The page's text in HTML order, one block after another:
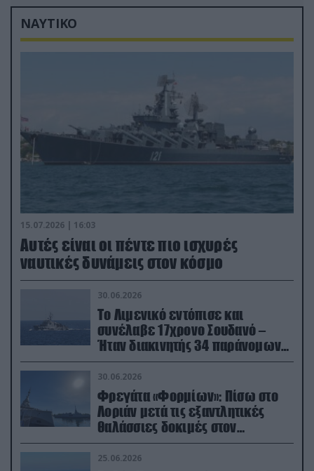
ΝΑΥΤΙΚΟ
15.07.2026 | 16:03
Aυτές είναι οι πέντε πιο ισχυρές
ναυτικές δυνάμεις στον κόσμο
30.06.2026
Το Λιμενικό εντόπισε και
συνέλαβε 17χρονο Σουδανό –
Ήταν διακινητής 34 παράνομων
μεταναστών
30.06.2026
Φρεγάτα «Φορμίων»: Πίσω στο
Λοριάν μετά τις εξαντλητικές
θαλάσσιες δοκιμές στον
απαιτητικό Βισκαϊκό
25.06.2026